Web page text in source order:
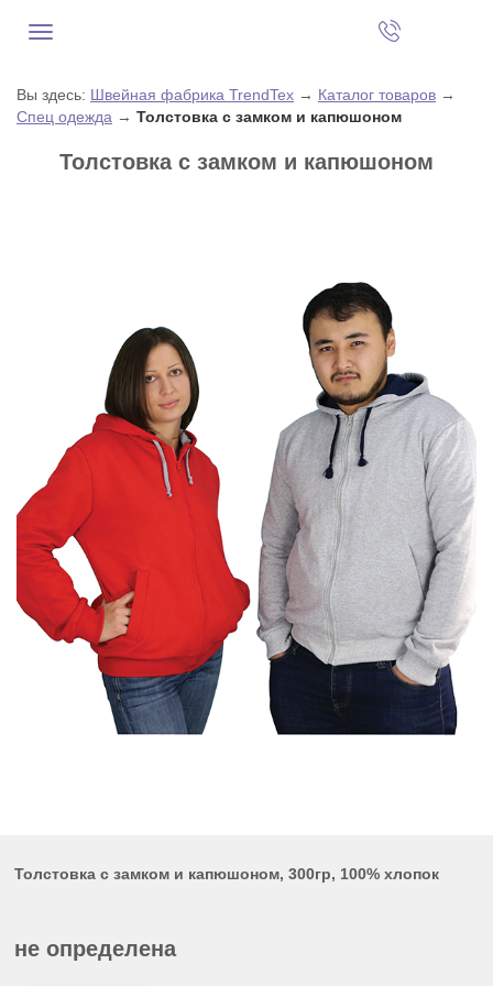
Вы здесь: Швейная фабрика TrendTex → Каталог товаров →
Спец одежда → Толстовка с замком и капюшоном
Толстовка с замком и капюшоном
Толстовка с замком и капюшоном, 300гр, 100% хлопок
не определена